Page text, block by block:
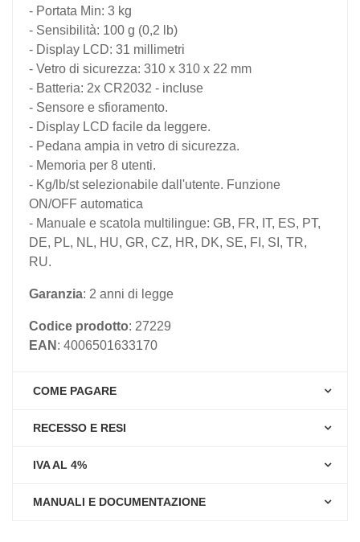
- Portata Min: 3 kg
- Sensibilità: 100 g (0,2 lb)
- Display LCD: 31 millimetri
- Vetro di sicurezza: 310 x 310 x 22 mm
- Batteria: 2x CR2032 - incluse
- Sensore e sfioramento.
- Display LCD facile da leggere.
- Pedana ampia in vetro di sicurezza.
- Memoria per 8 utenti.
- Kg/lb/st selezionabile dall'utente. Funzione
ON/OFF automatica
- Manuale e scatola multilingue: GB, FR, IT, ES, PT,
DE, PL, NL, HU, GR, CZ, HR, DK, SE, FI, SI, TR,
RU.
Garanzia: 2 anni di legge
Codice prodotto: 27229
EAN : 4006501633170
COME PAGARE
RECESSO E RESI
IVA AL 4%
MANUALI E DOCUMENTAZIONE